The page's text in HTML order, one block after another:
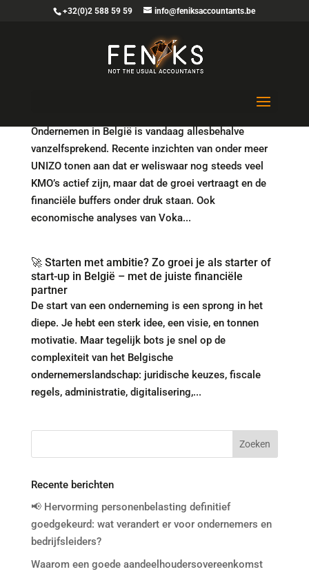
+32(0)2 588 59 59 info@feniksaccountants.be
Ondernemen in onzekerheid: wat sterke KMO’s
Ondernemen in België is vandaag allesbehalve
vanzelfsprekend. Recente inzichten van onder meer
UNIZO tonen aan dat er weliswaar nog steeds veel
KMO’s actief zijn, maar dat de groei vertraagt en de
financiële buffers onder druk staan. Ook
economische analyses van Voka...
🚀 Starten met ambitie? Zo groei je als starter of
start-up in België – met de juiste financiële
partner
De start van een onderneming is een sprong in het
diepe. Je hebt een sterk idee, een visie, en tonnen
motivatie. Maar tegelijk bots je snel op de
complexiteit van het Belgische
ondernemerslandschap: juridische keuzes, fiscale
regels, administratie, digitalisering,...
Recente berichten
📢 Hervorming personenbelasting definitief
goedgekeurd: wat verandert er voor ondernemers en
bedrijfsleiders?
Waarom een goede aandeelhoudersovereenkomst